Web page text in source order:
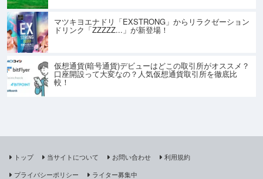
マツキヨエナドリ「EXSTRONG」からリラクゼーション
ドリンク「ZZZZZ...」が新登場！
仮想通貨(暗号通貨)デビューはどこの取引所がオススメ？
口座開設って大変なの？人気仮想通貨取引所を徹底比
較！
トップ 当サイトについて お問い合わせ
利用規約
プライバシーポリシー
ライター募集中